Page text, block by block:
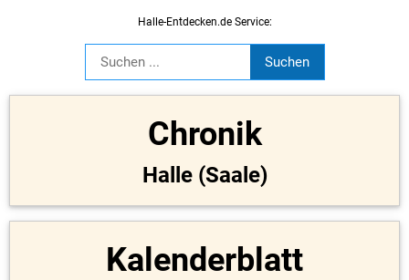
Halle-Entdecken.de Service:
Chronik
Halle (Saale)
Kalenderblatt